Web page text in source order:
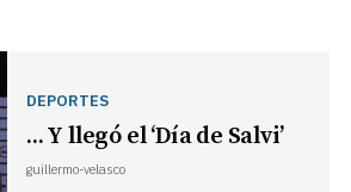
DEPORTES
... Y llegó el ‘Día de Salvi’
guillermo-velasco